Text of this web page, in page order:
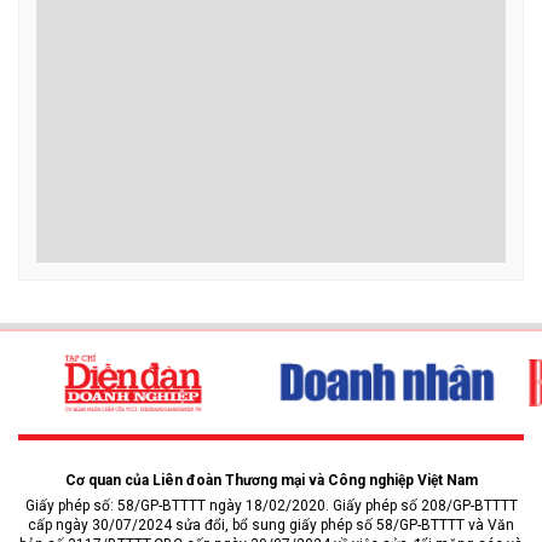
Cơ quan của Liên đoàn Thương mại và Công nghiệp Việt Nam
Giấy phép số: 58/GP-BTTTT ngày 18/02/2020. Giấy phép số 208/GP-BTTTT
cấp ngày 30/07/2024 sửa đổi, bổ sung giấy phép số 58/GP-BTTTT và Văn